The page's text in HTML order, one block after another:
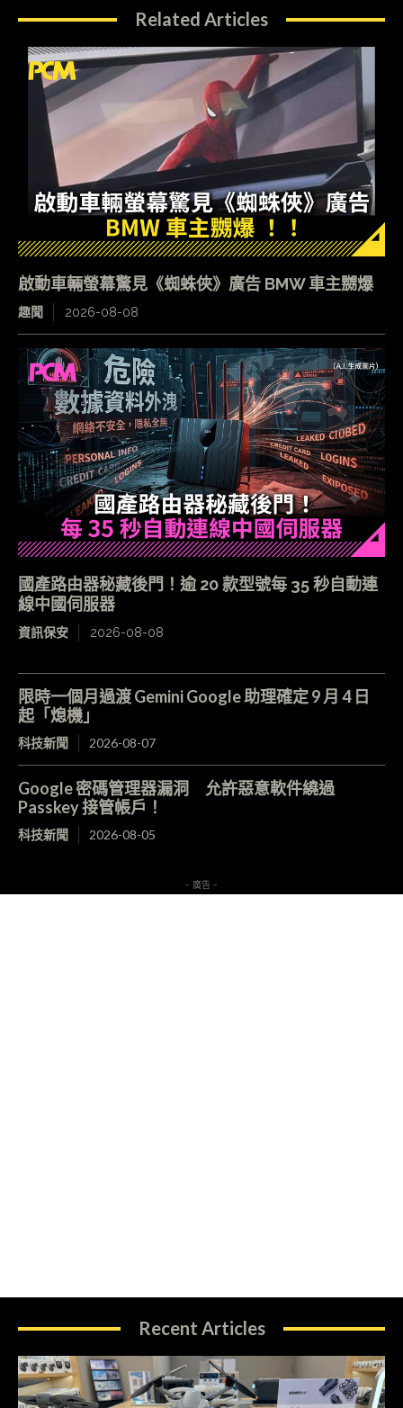
Related Articles
啟動車輛螢幕驚見《蜘蛛俠》廣告 BMW 車主嬲爆
趣聞 2026-08-08
國產路由器秘藏後門！逾 20 款型號每 35 秒自動連
線中國伺服器
資訊保安 2026-08-08
限時一個月過渡 Gemini Google 助理確定 9 月 4 日
起「熄機」
科技新聞 2026-08-07
Google 密碼管理器漏洞 允許惡意軟件繞過
Passkey 接管帳戶！
科技新聞 2026-08-05
- 廣告 -
Recent Articles